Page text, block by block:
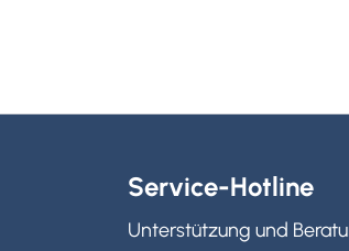
Service-Hotline
Unterstützung und